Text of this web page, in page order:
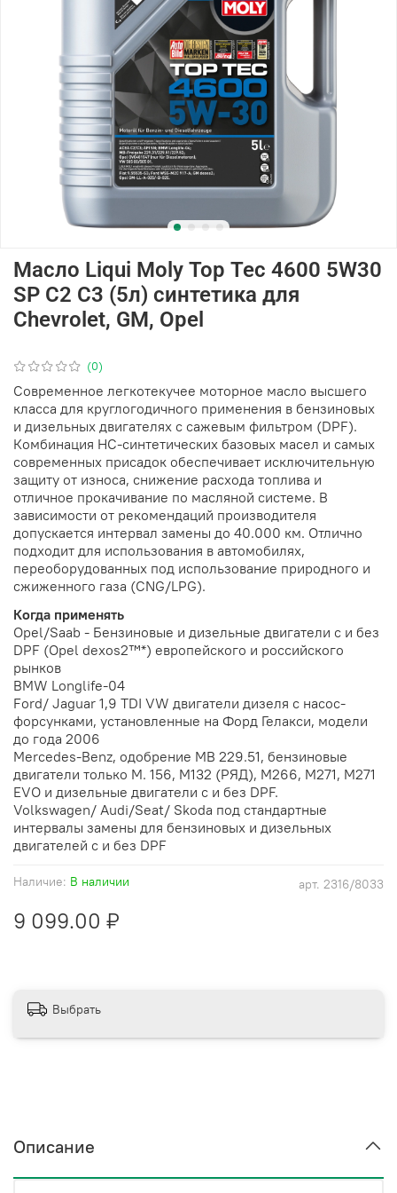
(0)
арт. 2316/8033
Наличие: В наличии
Масло Liqui Moly Top Tec 4600 5W30
SP C2 C3 (5л) синтетика для
Chevrolet, GM, Opel
9 099.00 ₽
Современное легкотекучее моторное масло высшего
класса для круглогодичного применения в бензиновых
и дизельных двигателях с сажевым фильтром (DPF).
Комбинация НС-синтетических базовых масел и самых
современных присадок обеспечивает исключительную
защиту от износа, снижение расхода топлива и
отличное прокачивание по масляной системе. В
зависимости от рекомендаций производителя
допускается интервал замены до 40.000 км. Отлично
подходит для использования в автомобилях,
переоборудованных под использование природного и
сжиженного газа (CNG/LPG).
Когда применять
Opel/Saab - Бензиновые и дизельные двигатели с и без
DPF (Opel dexos2™*) европейского и российского
рынков
BMW Longlife-04
Ford/ Jaguar 1,9 TDI VW двигатели дизеля с насос-
форсунками, установленные на Форд Гелакси, модели
до года 2006
Mercedes-Benz, одобрение MB 229.51, бензиновые
двигатели только М. 156, M132 (РЯД), M266, M271, M271
EVO и дизельные двигатели с и без DPF.
Volkswagen/ Audi/Seat/ Skoda под стандартные
интервалы замены для бензиновых и дизельных
двигателей с и без DPF
Выбрать
Описание